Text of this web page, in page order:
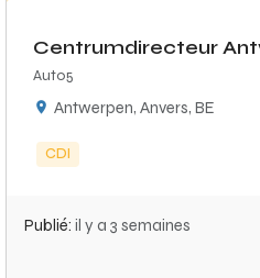
Centrumdirecteur
Auto5
Antwerpen, Anvers, BE
CDI
Publié: il y a 3 semaines